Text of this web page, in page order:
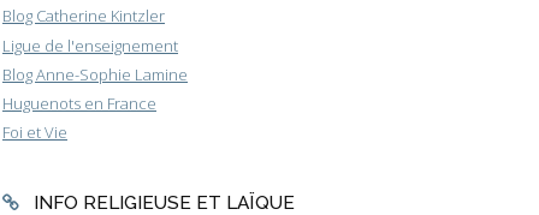
Blog Catherine Kintzler
Ligue de l'enseignement
Blog Anne-Sophie Lamine
Huguenots en France
Foi et Vie
INFO RELIGIEUSE ET LAÏQUE